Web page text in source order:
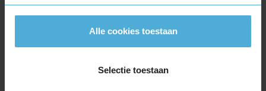
Alle cookies toestaan
Selectie toestaan
235/50R18 97V